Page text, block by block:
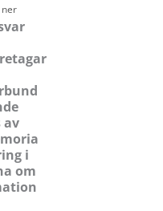
av
i
om